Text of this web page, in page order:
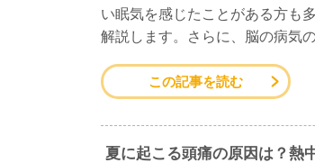
い眠気を感じたことがある方も
解説します。さらに、脳の病気
この記事を読む
夏に起こる頭痛の原因は？熱